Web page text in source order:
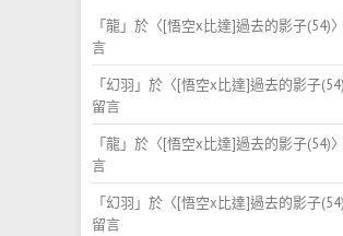
「龍」於〈[悟空x比達]過去的影子(54)
言
「幻羽 」於〈[悟空x比達]過去的影子(54)
留言
「龍」於〈[悟空x比達]過去的影子(54)
言
「幻羽 」於〈[悟空x比達]過去的影子(54)
留言